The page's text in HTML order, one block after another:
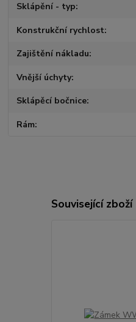
Sklápění - typ
Konstrukční rychlost
Zajištění nákladu
Vnější úchyty
Sklápěcí bočnice
Rám
Související zboží